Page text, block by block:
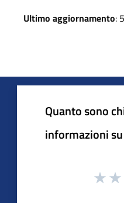
Ultimo aggiornamento:
Quanto sono
informazioni